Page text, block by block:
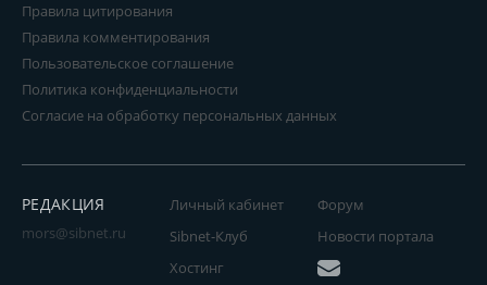
Правила цитирования
Правила комментирования
Пользовательское соглашение
Политика конфиденциальности
Согласие на обработку персональных данных
РЕДАКЦИЯ
mors@sibnet.ru
Личный кабинет
Sibnet-Клуб
Форум
Новости портала
Хостинг